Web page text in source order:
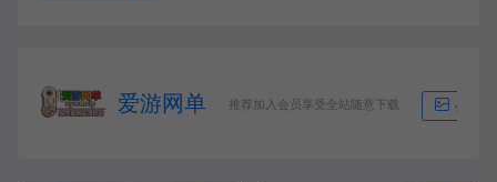
爱游网单 推荐加入会员享受全站随意下载 生成海